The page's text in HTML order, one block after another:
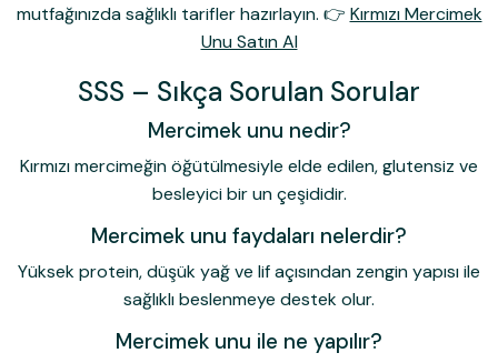
mutfağınızda sağlıklı tarifler hazırlayın. 👉 Kırmızı Mercimek
Unu Satın Al
SSS – Sıkça Sorulan Sorular
Mercimek unu nedir?
Kırmızı mercimeğin öğütülmesiyle elde edilen, glutensiz ve
besleyici bir un çeşididir.
Mercimek unu faydaları nelerdir?
Yüksek protein, düşük yağ ve lif açısından zengin yapısı ile
sağlıklı beslenmeye destek olur.
Mercimek unu ile ne yapılır?